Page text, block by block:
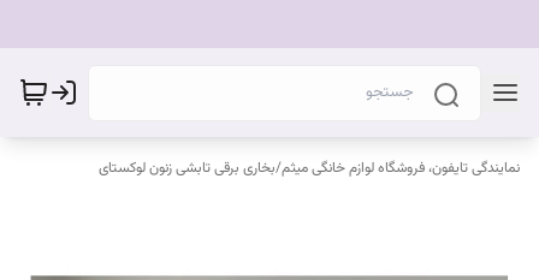
نمایندگی تایفون، فروشگاه لوازم خانگی میثم/بخاری برقی تابشی زنون لوکستای